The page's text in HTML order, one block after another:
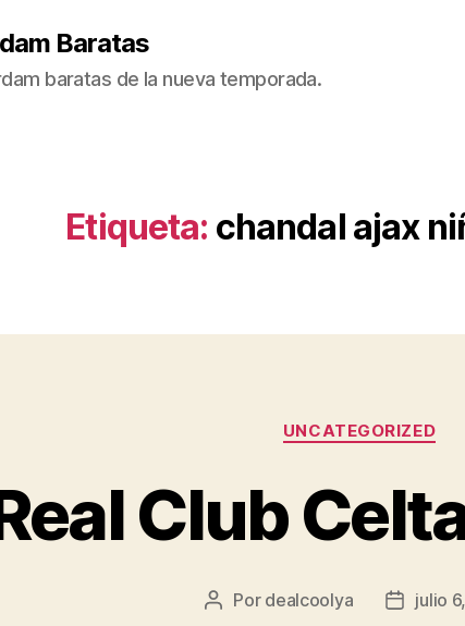
Baratas
baratas de la nueva temporada.
Etiqueta: chandal ajax
Categorías
UNCATEGORIZED
Club
Autor
Por dealcoolya
Fecha
julio